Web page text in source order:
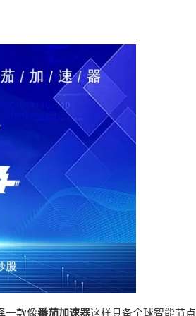
一款像番茄加速器这样具备全球智能节